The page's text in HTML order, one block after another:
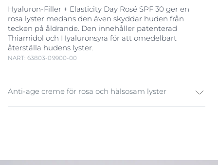
Hyaluron-Filler + Elasticity Day Rosé SPF 30 ger en
rosa lyster medans den även skyddar huden från
tecken på åldrande. Den innehåller patenterad
Thiamidol och Hyaluronsyra för att omedelbart
återställa hudens lyster.
NART: 63803-09900-00
Anti-age creme för rosa och hälsosam lyster
återställer hudens lyster. Den väldigt lätt rosa färgen